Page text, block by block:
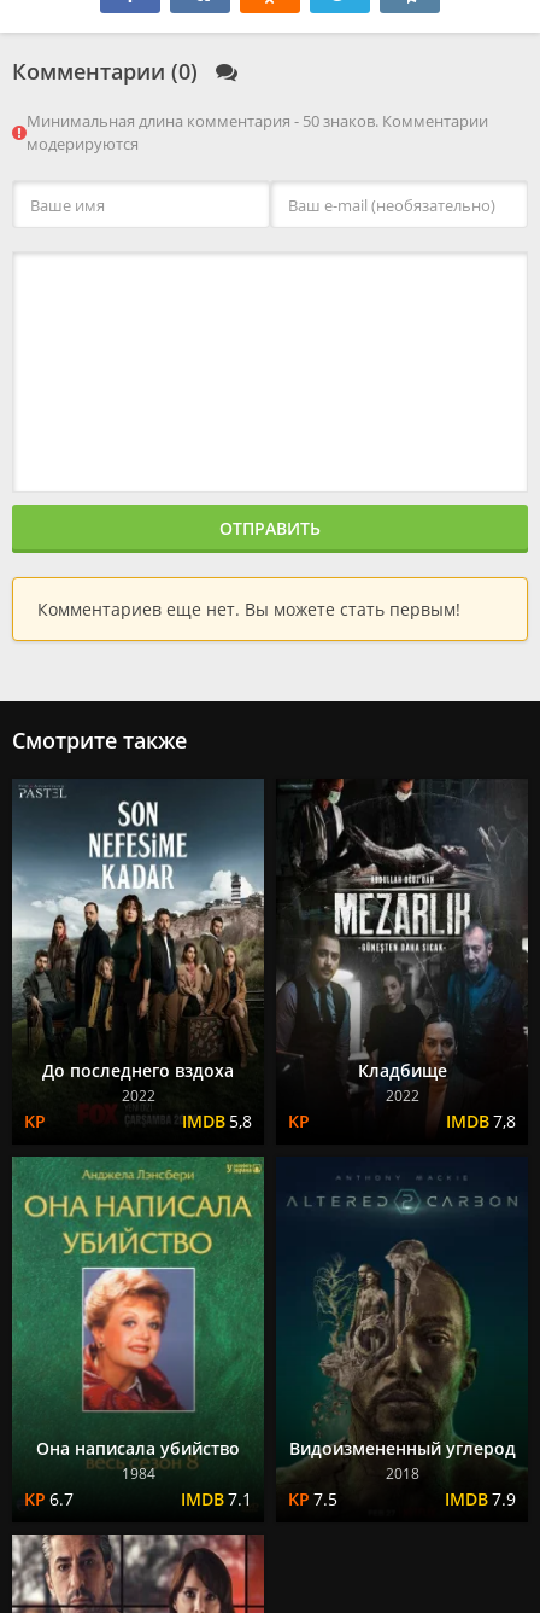
Комментарии (0)
Минимальная длина комментария - 50 знаков. Комментарии
модерируются
ОТПРАВИТЬ
Комментариев еще нет. Вы можете стать первым!
Смотрите также
До последнего вздоха
2022
5,8
Кладбище
2022
7,8
Она написала убийство
1984
6.7 7.1
Видоизмененный углерод
2018
7.5 7.9